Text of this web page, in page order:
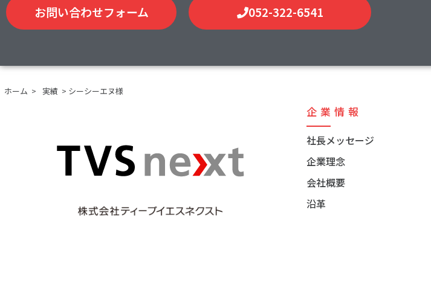
お問い合わせフォーム 052-322-6541
ホーム > 実績 > シーシーエヌ様
企業情報
社長メッセージ
企業理念
会社概要
沿革